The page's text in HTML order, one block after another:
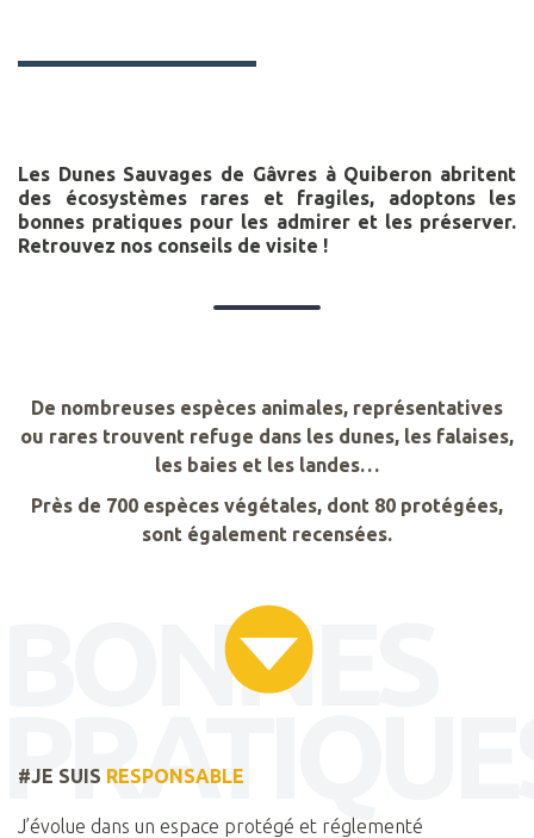
BONNES
Les Dunes Sauvages de Gâvres à Quiberon abritent
des écosystèmes rares et fragiles, adoptons les
bonnes pratiques pour les admirer et les préserver.
Retrouvez nos conseils de visite !
De nombreuses espèces animales, représentatives
ou rares trouvent refuge dans les dunes, les falaises,
les baies et les landes…
Près de 700 espèces végétales, dont 80 protégées,
sont également recensées.
#JE SUIS RESPONSABLE
J’évolue dans un espace protégé et réglementé